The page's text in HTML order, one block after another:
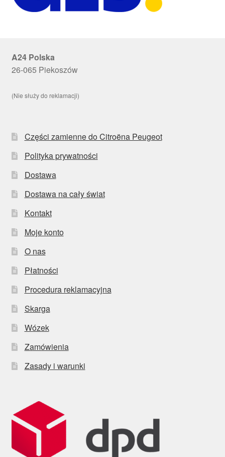
A24 Polska
26-065 Piekoszów
(Nie służy do reklamacji)
Części zamienne do Citroëna Peugeot
Polityka prywatności
Dostawa
Dostawa na cały świat
Kontakt
Moje konto
O nas
Płatności
Procedura reklamacyjna
Skarga
Wózek
Zamówienia
Zasady i warunki